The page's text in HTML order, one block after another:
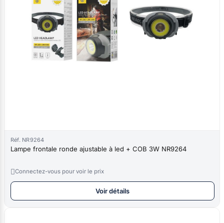
Réf. NR9264
Lampe frontale ronde ajustable à led + COB 3W NR9264
Connectez-vous pour voir le prix
Voir détails